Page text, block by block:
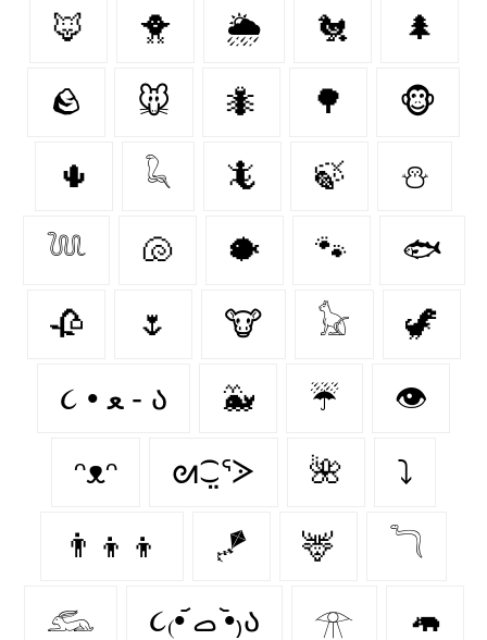
🦊 🐥 🌦️ 🐔 🌲
🪨 🐭 🐜 🌳 🐵
🌵 𓆗 🦎 🍃 ⛄
𓆙 🐚 🐡 🐾 🐟
🥀 🌷 🐮 𓃠 🦖
૮ • ﻌ - ა⁩ 🐳 ☔ 👁️
ᵔᴥᵔ ᘛ⁐̤ᕐᐷ 🌺 ⤵
👨‍👦‍👦 🪁 🦌 𓆓
𓃹 ૮₍•᷄ ࡇ •᷅₎ა 𓁿 🦛